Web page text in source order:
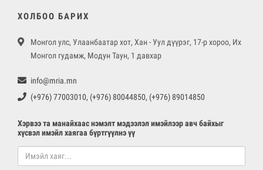
ХОЛБОО БАРИХ
Монгол улс, Улаанбаатар хот, Хан - Уул дүүрэг, 17-р хороо, Их
Монгол гудамж, Модун Таун, 1 давхар
info@mria.mn
(+976) 77003010, (+976) 80044850, (+976) 89014850
Хэрвээ та манайхаас нэмэлт мэдээлэл имэйлээр авч байхыг
хүсвэл имэйл хаягаа бүртгүүлнэ үү